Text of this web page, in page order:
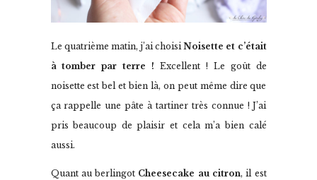
Le quatrième matin, j’ai choisiNoisette et c’était
à tomber par terre ! Excellent ! Le goût de
noisette est bel et bien là, on peut même dire que
ça rappelle une pâte à tartiner très connue ! J’ai
pris beaucoup de plaisir et cela m’a bien calé
aussi.
Quant au berlingot Cheesecake au citron, il est